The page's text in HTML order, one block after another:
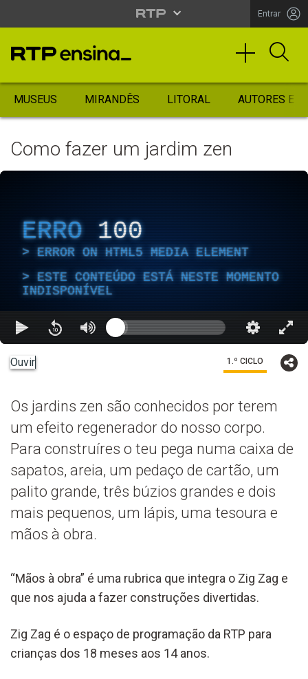
Entrar
MUSEUS MIRANDÊS LITORAL AUTORES
Como fazer um jardim zen
ERRO 100
ERROR ON HTML5 MEDIA ELEMENT
ESTE CONTEÚDO ESTÁ NESTE MOMENTO
INDISPONÍVEL
Ouvir 1.º CICLO
Os jardins zen são conhecidos por terem
um efeito regenerador do nosso corpo.
Para construíres o teu pega numa caixa de
sapatos, areia, um pedaço de cartão, um
palito grande, três búzios grandes e dois
mais pequenos, um lápis, uma tesoura e
mãos à obra.
“Mãos à obra” é uma rubrica que integra o Zig Zag e
que nos ajuda a fazer construções divertidas.
Zig Zag é o espaço de programação da RTP para
crianças dos 18 meses aos 14 anos.